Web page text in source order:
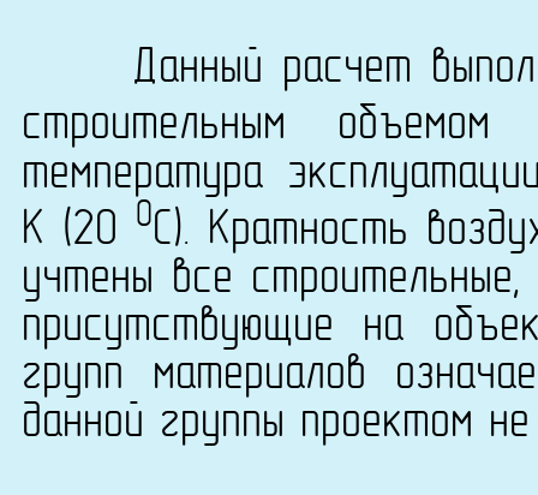
Данный расчет
строительным
температура
K (20
0C). Кратность
учтены все
присутствующие на
групп материалов
данной группы проектом